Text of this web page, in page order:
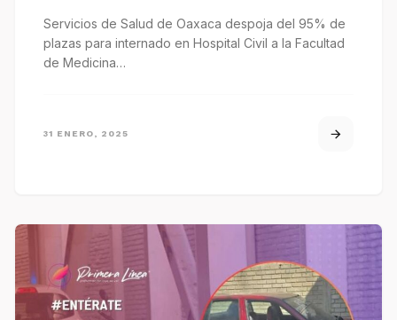
Servicios de Salud de Oaxaca despoja del 95% de
plazas para internado en Hospital Civil a la Facultad
de Medicina…
31 ENERO, 2025